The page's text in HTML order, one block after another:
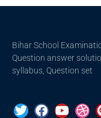
Bihar School
Question answer
syllabus, Question set